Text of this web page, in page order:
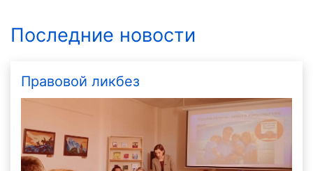
Последние новости
Правовой ликбез